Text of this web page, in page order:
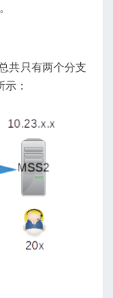
共只有两个分支
：